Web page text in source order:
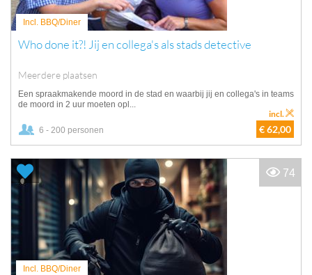
Incl. BBQ/Diner
Who done it?! Jij en collega's als stads detective
Meerdere plaatsen
Een spraakmakende moord in de stad en waarbij jij en collega's in teams
de moord in 2 uur moeten opl...
6 - 200 personen € 62,00
incl.
Incl. BBQ/Diner
74